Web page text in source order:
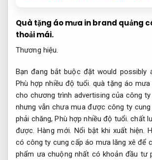
Quà tặng áo mưa in brand quảng
thoải mái.
Thương hiệu.
Bạn đang bắt buộc đặt would possibly
Phù hợp nhiều độ tuổi. quà tặng áo mưa
cho chương trình advertising của công
nhưng vẫn chưa mua được công ty
phải chăng,Phù hợp nhiều độ tuổi. chất
được.Hàng mới. Nổi bật khi xuất hiện.
có công ty cung cấp áo mưa lăng xê để
phẩm ưa chuộng nhất có khoản đầu tư